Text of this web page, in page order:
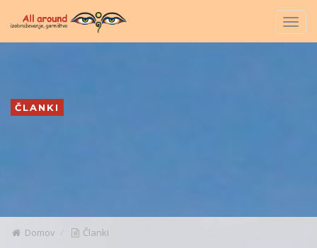
ČLANKI
Domov Članki